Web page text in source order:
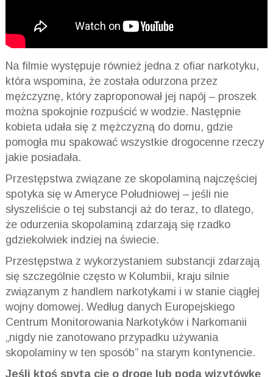
Na filmie występuje również jedna z ofiar narkotyku,
która wspomina, że została odurzona przez
mężczyznę, który zaproponował jej napój – proszek
można spokojnie rozpuścić w wodzie. Następnie
kobieta udała się z mężczyzną do domu, gdzie
pomogła mu spakować wszystkie drogocenne rzeczy
jakie posiadała.
Przestępstwa związane ze skopolaminą najczęściej
spotyka się w Ameryce Południowej – jeśli nie
słyszeliście o tej substancji aż do teraz, to dlatego,
że odurzenia skopolaminą zdarzają się rzadko
gdziekolwiek indziej na świecie.
Przestępstwa z wykorzystaniem substancji zdarzają
się szczególnie często w Kolumbii, kraju silnie
związanym z handlem narkotykami i w stanie ciągłej
wojny domowej. Według danych Europejskiego
Centrum Monitorowania Narkotyków i Narkomanii
„nigdy nie zanotowano przypadku używania
skopolaminy w ten sposób” na starym kontynencie.
Jeśli ktoś spyta cię o drogę lub poda wizytówkę